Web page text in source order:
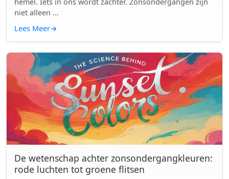
niet alleen ...
Lees Meer→
De wetenschap achter zonsondergangkleuren:
rode luchten tot groene flitsen